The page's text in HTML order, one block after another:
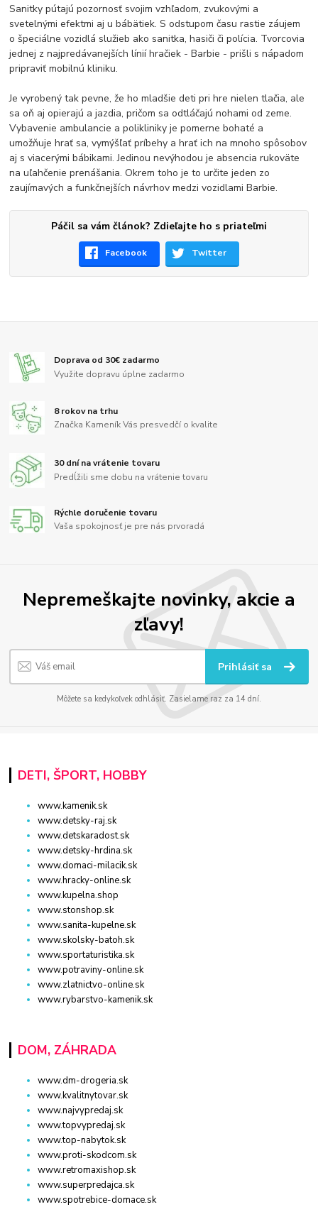
Sanitky pútajú pozornosť svojim vzhľadom, zvukovými a
svetelnými efektmi aj u bábätiek. S odstupom času rastie záujem
o špeciálne vozidlá služieb ako sanitka, hasiči či polícia. Tvorcovia
jednej z najpredávanejších línií hračiek - Barbie - prišli s nápadom
pripraviť mobilnú kliniku.
Je vyrobený tak pevne, že ho mladšie deti pri hre nielen tlačia, ale
sa oň aj opierajú a jazdia, pričom sa odtláčajú nohami od zeme.
Vybavenie ambulancie a polikliniky je pomerne bohaté a
umožňuje hrať sa, vymýšľať príbehy a hrať ich na mnoho spôsobov
aj s viacerými bábikami. Jedinou nevýhodou je absencia rukoväte
na uľahčenie prenášania. Okrem toho je to určite jeden zo
zaujímavých a funkčnejších návrhov medzi vozidlami Barbie.
Páčil sa vám článok? Zdieľajte ho s priateľmi
Facebook Twitter
Doprava od 30€ zadarmo
Využite dopravu úplne zadarmo
8 rokov na trhu
Značka Kameník Vás presvedčí o kvalite
30 dní na vrátenie tovaru
Predĺžili sme dobu na vrátenie tovaru
Rýchle doručenie tovaru
Vaša spokojnosť je pre nás prvoradá
Nepremeškajte novinky, akcie a
zľavy!
Prihlásiť sa
Môžete sa kedykoľvek odhlásiť. Zasielame raz za 14 dní.
DETI, ŠPORT, HOBBY
www.kamenik.sk
www.detsky-raj.sk
www.detskaradost.sk
www.detsky-hrdina.sk
www.domaci-milacik.sk
www.hracky-online.sk
www.kupelna.shop
www.stonshop.sk
www.sanita-kupelne.sk
www.skolsky-batoh.sk
www.sportaturistika.sk
www.potraviny-online.sk
www.zlatnictvo-online.sk
www.rybarstvo-kamenik.sk
DOM, ZÁHRADA
www.dm-drogeria.sk
www.kvalitnytovar.sk
www.najvypredaj.sk
www.topvypredaj.sk
www.top-nabytok.sk
www.proti-skodcom.sk
www.retromaxishop.sk
www.superpredajca.sk
www.spotrebice-domace.sk